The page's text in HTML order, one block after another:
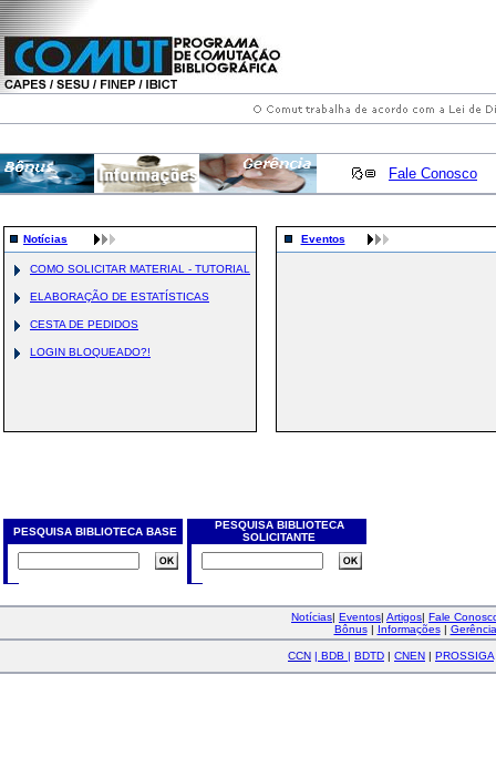
Fale Conosco
Notícias
COMO SOLICITAR MATERIAL - TUTORIAL
ELABORAÇÃO DE ESTATÍSTICAS
CESTA DE PEDIDOS
LOGIN BLOQUEADO?!
Eventos
PESQUISA BIBLIOTECA BASE
PESQUISA BIBLIOTECA
SOLICITANTE
Notícias| Eventos| Artigos| Fale
Bônus| Informações| Gerência
CCN | BDB | BDTD | CNEN | PROSSIGA